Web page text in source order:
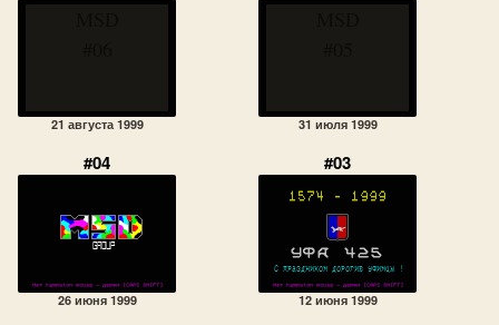
21 августа 1999 31 июля 1999
#04
26 июня 1999
#03
12 июня 1999